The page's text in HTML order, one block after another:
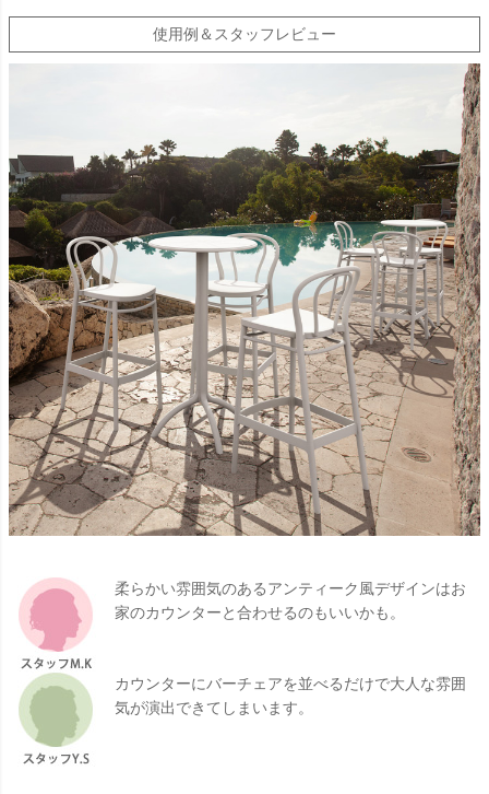
使用例＆スタッフレビュー
柔らかい雰囲気のあるアンティーク風デザインはお
家のカウンターと合わせるのもいいかも。
カウンターにバーチェアを並べるだけで大人な雰囲
気が演出できてしまいます。